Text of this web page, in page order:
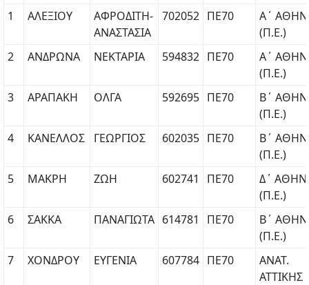
1
ΑΛΕΞΙΟΥ
ΑΦΡΟΔΙΤΗ-
ΑΝΑΣΤΑΣΙΑ
702052 ΠΕ70
Α΄
(Π.Ε.)
2
ΑΝΔΡΩΝΑ ΝΕΚΤΑΡΙΑ 594832 ΠΕ70
Α΄
(Π.Ε.)
3
ΑΡΑΠΑΚΗ ΟΛΓΑ 592695 ΠΕ70
Β΄
(Π.Ε.)
4
ΚΑΝΕΛΛΟΣ ΓΕΩΡΓΙΟΣ 602035 ΠΕ70
Β΄
(Π.Ε.)
5
ΜΑΚΡΗ ΖΩΗ 602741 ΠΕ70
Δ΄
(Π.Ε.)
6
ΣΑΚΚΑ ΠΑΝΑΓΙΩΤΑ 614781 ΠΕ70
Β΄
(Π.Ε.)
7
ΧΟΝΔΡΟΥ ΕΥΓΕΝΙΑ 607784 ΠΕ70
ΑΝΑΤ.
ΑΤΤΙΚΗΣ